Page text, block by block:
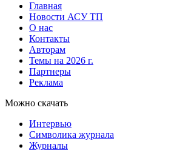
Главная
Новости АСУ ТП
О нас
Контакты
Авторам
Темы на 2026 г.
Партнеры
Реклама
Можно скачать
Интервью
Символика журнала
Журналы